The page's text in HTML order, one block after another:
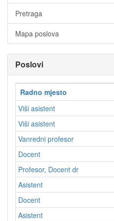
Pretraga
Mapa poslova
Poslovi
Radno mjesto
Viši asistent
Viši asistent
Vanredni profesor
Docent
Profesor, Docent dr
Asistent
Docent
Asistent